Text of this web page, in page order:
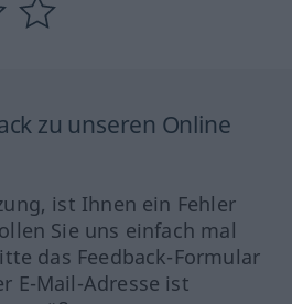
zu unseren Online
ist Ihnen ein Fehler
Sie uns einfach mal
das Feedback-Formular
E-Mail-Adresse ist